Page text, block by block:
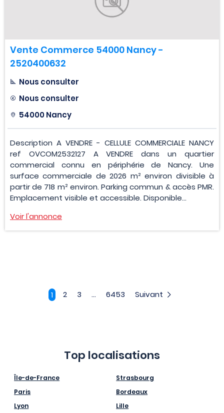
Vente Commerce 54000 Nancy -
2520400632
Nous consulter
Nous consulter
54000 Nancy
Description A VENDRE - CELLULE COMMERCIALE NANCY
ref OVCOM2532127 A VENDRE dans un quartier
commercial connu en périphérie de Nancy. Une
surface commerciale de 2026 m² environ divisible à
partir de 718 m² environ. Parking commun & accès PMR.
Emplacement visible et accessible. Disponible...
Voir l'annonce
1 2 3 ... 6453 Suivant
Top localisations
Île-de-France
Paris
Lyon
Strasbourg
Bordeaux
Lille